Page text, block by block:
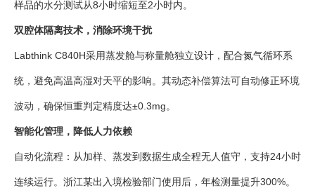
样品的水分测试从8小时缩短至2小时内。
双腔体隔离技术，消除环境干扰
Labthink C840H采用蒸发舱与称量舱独立设计，配合氮气循环系
统，避免高温高湿对天平的影响。其动态补偿算法可自动修正环境
波动，确保恒重判定精度达±0.3mg。
智能化管理，降低人力依赖
自动化流程：从加样、蒸发到数据生成全程无人值守，支持24小时
连续运行。浙江某出入境检验部门使用后，年检测量提升300%。